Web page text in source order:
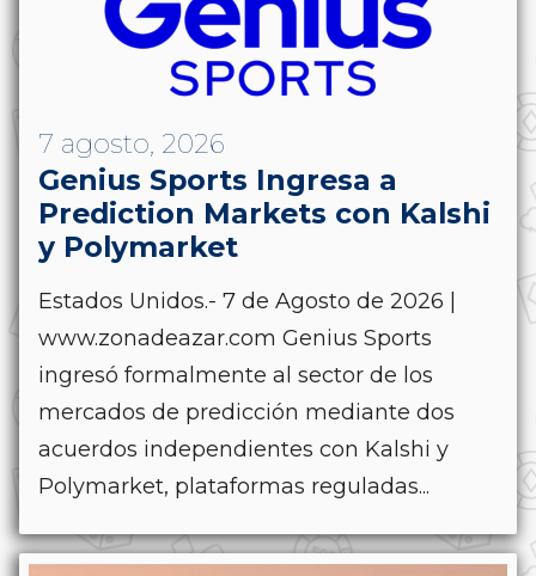
7 agosto, 2026
Genius Sports Ingresa a
Prediction Markets con Kalshi
y Polymarket
Estados Unidos.- 7 de Agosto de 2026 |
www.zonadeazar.com Genius Sports
ingresó formalmente al sector de los
mercados de predicción mediante dos
acuerdos independientes con Kalshi y
Polymarket, plataformas reguladas...